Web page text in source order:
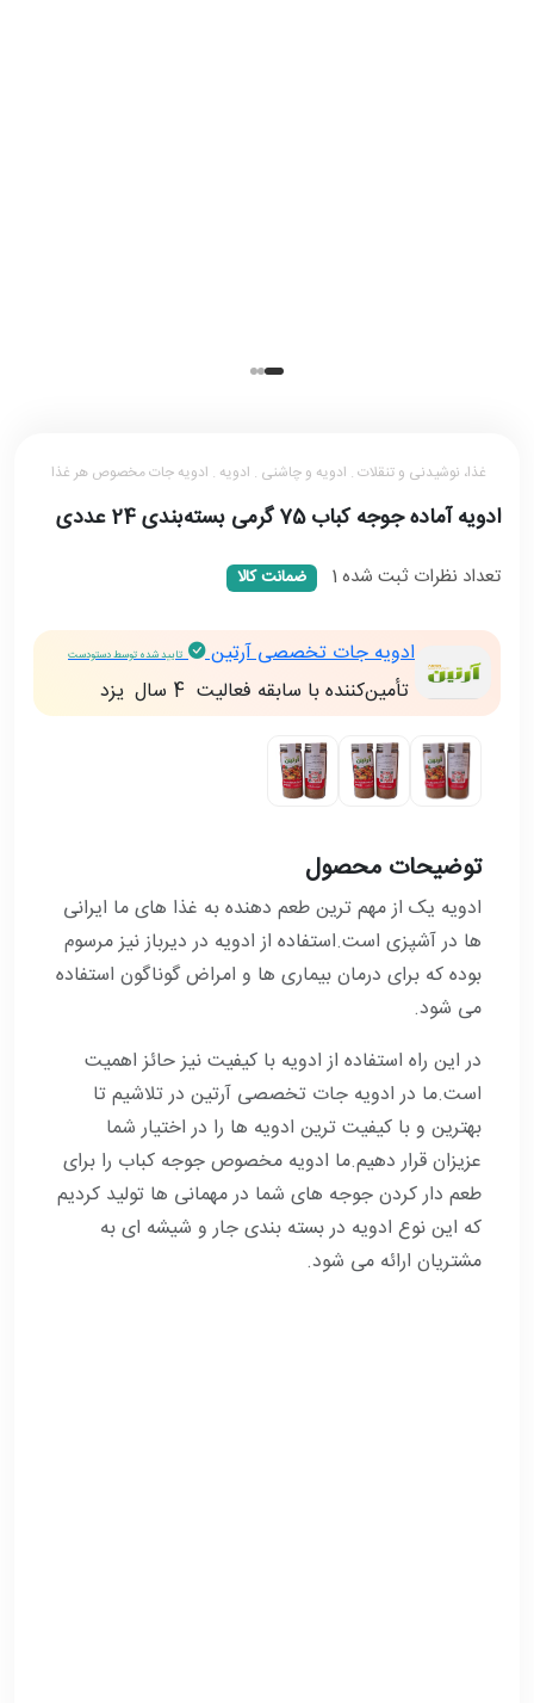
غذا، نوشیدنی و تنقلات . ادویه و چاشنی . ادویه . ادویه جات مخصوص هر غذا
ادویه آماده جوجه کباب 75 گرمی بسته‌بندی 24 عددی
تعداد نظرات ثبت شده 1 ضمانت کالا
ادویه جات تخصصی آرتین تایید شده توسط دستودست
تأمین‌کننده با سابقه فعالیت 4 سال يزد
توضیحات محصول
ادویه یک از مهم ترین طعم دهنده به غذا های ما ایرانی
ها در آشپزی است.استفاده از ادویه در دیرباز نیز مرسوم
بوده که برای درمان بیماری ها و امراض گوناگون استفاده
می شود.
در این راه استفاده از ادویه با کیفیت نیز حائز اهمیت
است.ما در ادویه جات تخصصی آرتین در تلاشیم تا
بهترین و با کیفیت ترین ادویه ها را در اختیار شما
عزیزان قرار دهیم.ما ادویه مخصوص جوجه کباب را برای
طعم دار کردن جوجه های شما در مهمانی ها تولید کردیم
که این نوع ادویه در بسته بندی جار و شیشه ای به
مشتریان ارائه می شود.